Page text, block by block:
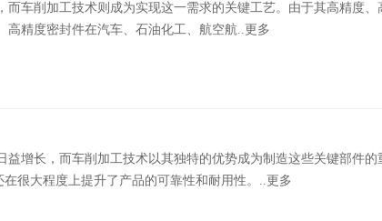
削加工技术则成为实现这一需求的关键工艺。由于其高精度、
精度密封件在汽车、石油化工、航空航..更多
长，而车削加工技术以其独特的优势成为制造这些关键部件的
很大程度上提升了产品的可靠性和耐用性。..更多